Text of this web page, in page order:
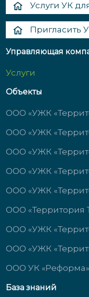
Услуги УК
Пригласить
Управляющая
Услуги
Объекты
ООО «УЖК
ООО «УЖК
ООО «УЖК
ООО «УЖК
ООО «УЖК
ООО «Территория
ООО «УЖК
ООО «УЖК
ООО УК «Реформа»
База знаний